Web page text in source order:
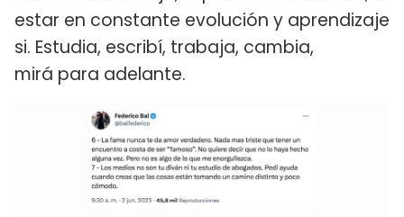
estar en constante evolución y aprendizaje
si. Estudia, escribí, trabaja, cambia,
mirá para adelante.